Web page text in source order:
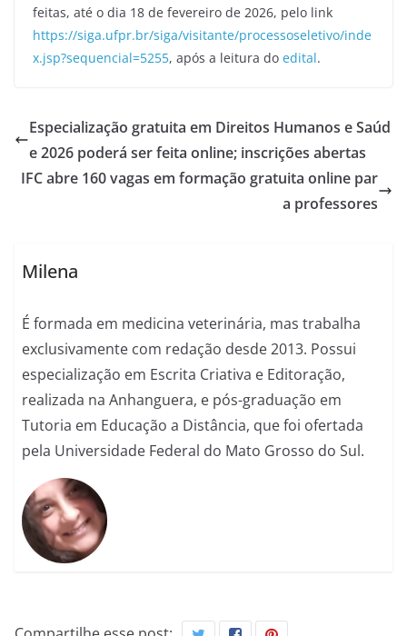
feitas, até o dia 18 de fevereiro de 2026, pelo link
https://siga.ufpr.br/siga/visitante/processoseletivo/inde
x.jsp?sequencial=5255, após a leitura do edital.
Especialização gratuita em Direitos Humanos e Saúd
e 2026 poderá ser feita online; inscrições abertas
IFC abre 160 vagas em formação gratuita online par
a professores
Milena
É formada em medicina veterinária, mas trabalha
exclusivamente com redação desde 2013. Possui
especialização em Escrita Criativa e Editoração,
realizada na Anhanguera, e pós-graduação em
Tutoria em Educação a Distância, que foi ofertada
pela Universidade Federal do Mato Grosso do Sul.